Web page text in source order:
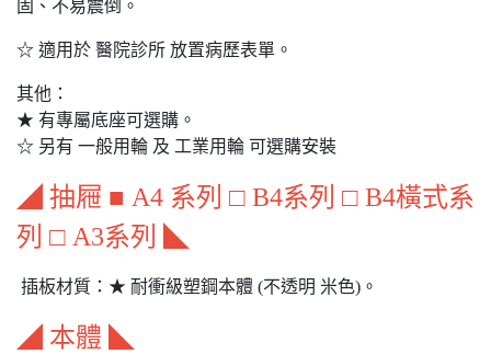
固、不易震倒。
☆ 適用於 醫院診所 放置病歷表單。
其他：
★ 有專屬底座可選購。
☆ 另有 一般用輪 及 工業用輪 可選購安裝
◢ 抽屜 ■ A4 系列 □ B4系列 □ B4橫式系
列 □ A3系列 ◣
插板材質：★ 耐衝級塑鋼本體 (不透明 米色)。
◢ 本體 ◣